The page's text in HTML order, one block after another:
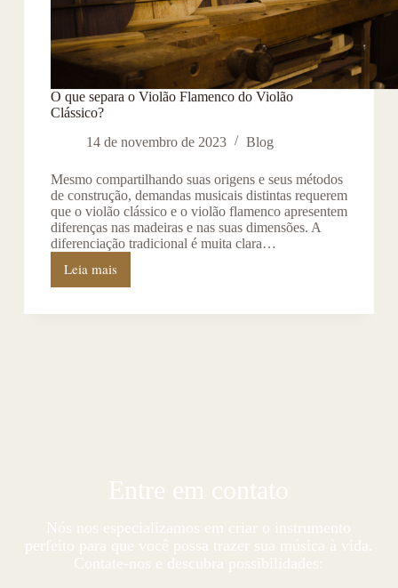
O que separa o Violão Flamenco do Violão
Clássico?
14 de novembro de 2023
Blog
Mesmo compartilhando suas origens e seus métodos
de construção, demandas musicais distintas requerem
que o violão clássico e o violão flamenco apresentem
diferenças nas madeiras e nas suas dimensões. A
diferenciação tradicional é muita clara…
Leia mais
Entre em contato
Nós nos especializamos em criar o instrumento
perfeito para que você possa trazer sua música à vida.
Contate-nos e descubra possibilidades: